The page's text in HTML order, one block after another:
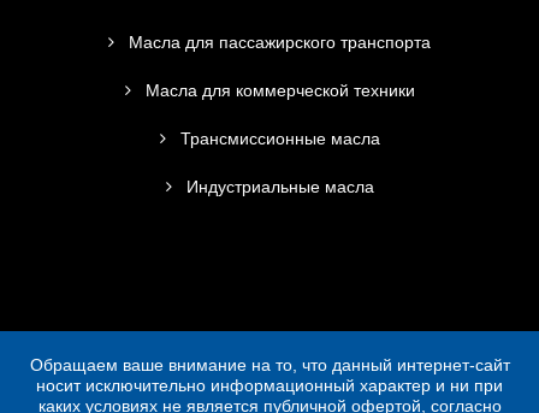
Масла для пассажирского транспорта
Масла для коммерческой техники
Трансмиссионные масла
Индустриальные масла
Обращаем ваше внимание на то, что данный интернет-сайт
носит исключительно информационный характер и ни при
каких условиях не является публичной офертой, согласно